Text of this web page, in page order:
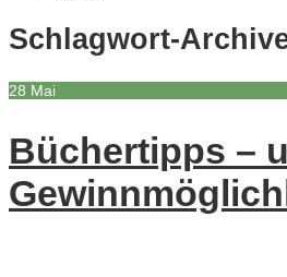
Schlagwort-
28 Mai
Büchertipps –